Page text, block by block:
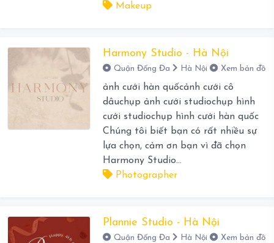
Makeup
Harmony Studio - Hà Nội
Quận Đống Đa Hà Nội Xem bản đồ
ảnh cưới hàn quốcảnh cưới cô
dâuchụp ảnh cưới studiochụp hình
cưới studiochụp hình cưới hàn quốc
Chúng tôi biết bạn có rất nhiều sự
lựa chọn, cảm ơn bạn vì đã chọn
Harmony Studio...
Photographer
Plannie Studio - Hà Nội
Quận Đống Đa Hà Nội Xem bản đồ